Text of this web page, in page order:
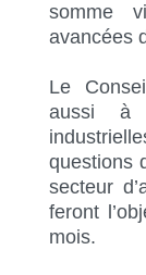
somme
avancées
Le
aussi à
questions
secteur
feront
mois.